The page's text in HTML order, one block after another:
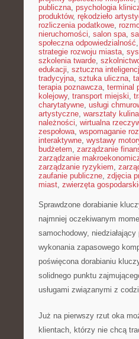
publiczna, psychologia
produktów, rękodzieło
rozliczenia podatkowe,
nieruchomości, salon spa,
społeczna odpowiedzialność,
strategie rozwoju miasta,
szkolenia twarde,
edukacji, sztuczna
tradycyjna, sztuka uliczna,
terapia poznawcza, terminal
kolejowy, transport miejski,
charytatywne, usługi
artystyczne, warsztaty
należności, wirtualna
zespołowa, wspomaganie
interaktywne, wystawy
budżetem, zarządzanie
zarządzanie
zarządzanie ryzykiem,
zaufanie publiczne, zdjęcia
miast, zwierzęta
Sprawdzone dorabianie
najmniej oczekiwanym
samochodowy,
wykonania zapasowego
poświęcona dorabianiu
solidnego punktu
usługami związanymi z
Już na pierwszy rzut oka
klientach, którzy nie chcą